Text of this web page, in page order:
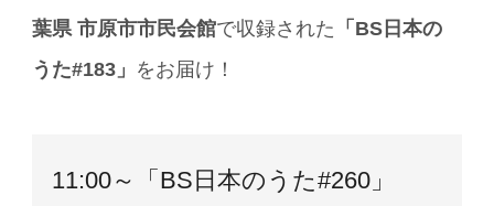
葉県 市原市市民会館で収録された 「BS日本の
うた#183」 をお届け！
11:00～「BS日本のうた#260」